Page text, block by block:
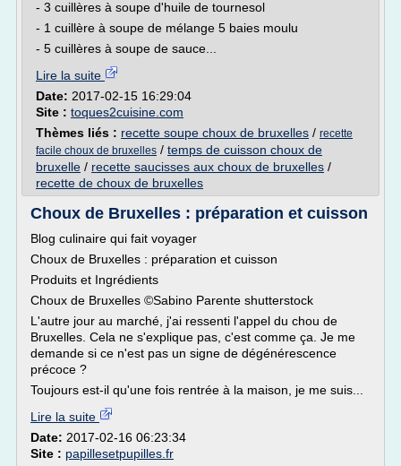
- 3 cuillères à soupe d'huile de tournesol
- 1 cuillère à soupe de mélange 5 baies moulu
- 5 cuillères à soupe de sauce...
Lire la suite
Date: 2017-02-15 16:29:04
Site : toques2cuisine.com
Thèmes liés : recette soupe choux de bruxelles / recette
facile choux de bruxelles / temps de cuisson choux de
bruxelle / recette saucisses aux choux de bruxelles /
recette de choux de bruxelles
Choux de Bruxelles : préparation et cuisson
Blog culinaire qui fait voyager
Choux de Bruxelles : préparation et cuisson
Produits et Ingrédients
Choux de Bruxelles ©Sabino Parente shutterstock
L'autre jour au marché, j'ai ressenti l'appel du chou de
Bruxelles. Cela ne s'explique pas, c'est comme ça. Je me
demande si ce n'est pas un signe de dégénérescence
précoce ?
Toujours est-il qu'une fois rentrée à la maison, je me suis...
Lire la suite
Date: 2017-02-16 06:23:34
Site : papillesetpupilles.fr